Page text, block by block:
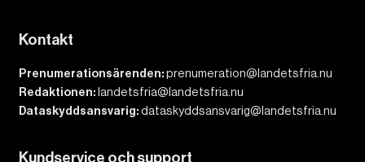
Kontakt
Prenumerationsärenden:prenumeration@landetsfria.nu
Redaktionen: landetsfria@landetsfria.nu
Dataskyddsansvarig:dataskyddsansvarig@landetsfria.nu
Kundservice och support